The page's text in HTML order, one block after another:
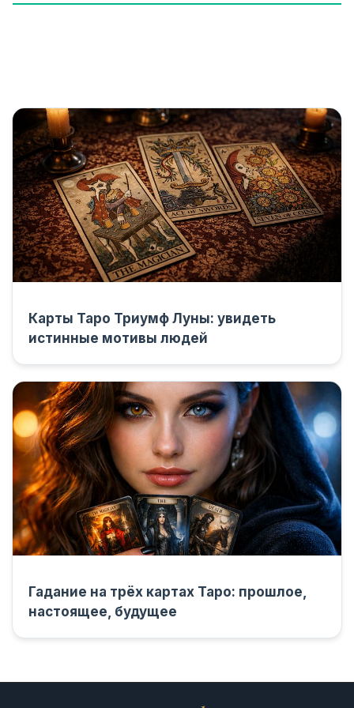
Карты Таро Триумф Луны: увидеть
истинные мотивы людей
Гадание на трёх картах Таро: прошлое,
настоящее, будущее